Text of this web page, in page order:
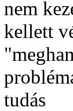
nem
kellett
tudás